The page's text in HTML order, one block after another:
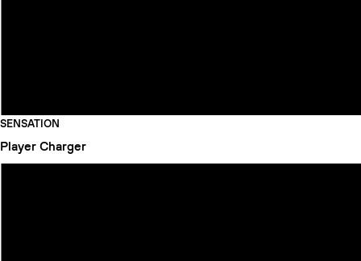
SENSATION
Player Charger